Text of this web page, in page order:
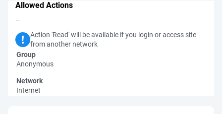
Allowed Actions
–
Action 'Read' will be available if you login or access site
from another network
Group
Anonymous
Network
Internet